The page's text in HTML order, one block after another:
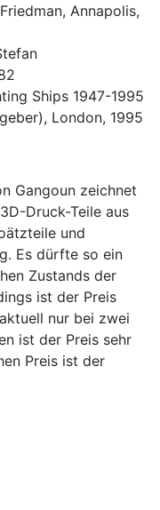
Annapolis,
Ships 1947-1995
London, 1995
Gangoun zeichnet
Druck-Teile aus
und
Es dürfte so ein
Zustands der
ist der Preis
nur bei zwei
ist der Preis sehr
Preis ist der